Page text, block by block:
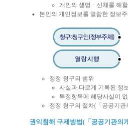
개인의 생명ㆍ신체를 해
본인의 개인정보를 열람한 정보
정정 청구의 범위
사실과 다르게 기록된 정
특정항목에 해당사실이
정정 청구의 절차(「공공기
권익침해 구제방법(「공공기관의